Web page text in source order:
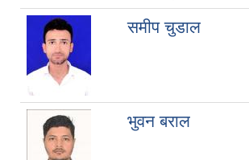
समीप चुडाल
भुवन बराल